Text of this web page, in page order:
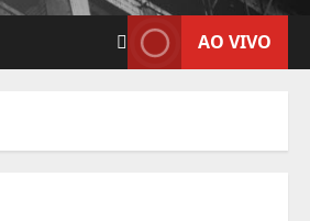
AO VIVO